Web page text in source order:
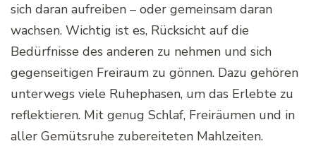
sich daran aufreiben – oder gemeinsam daran
wachsen. Wichtig ist es, Rücksicht auf die
Bedürfnisse des anderen zu nehmen und sich
gegenseitigen Freiraum zu gönnen. Dazu gehören
unterwegs viele Ruhephasen, um das Erlebte zu
reflektieren. Mit genug Schlaf, Freiräumen und in
aller Gemütsruhe zubereiteten Mahlzeiten.